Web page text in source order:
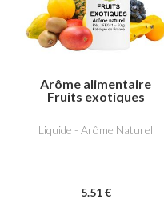
Arôme alimentaire
Fruits exotiques
Liquide - Arôme Naturel
5.51 €